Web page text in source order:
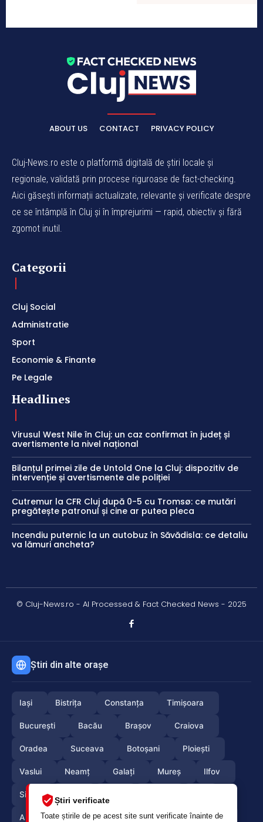
Știri verificate
Toate știrile de pe acest site sunt verificate înainte de
ABOUT US CONTACT PRIVACY POLICY
Cluj-News.ro este o platformă digitală de știri locale și
regionale, validată prin procese riguroase de fact-checking.
Aici găsești informații actualizate, relevante și verificate despre
ce se întâmplă în Cluj și în împrejurimi — rapid, obiectiv și fără
zgomot inutil.
Categorii
Cluj Social
Administratie
Sport
Economie & Finante
Pe Legale
Headlines
Virusul West Nile în Cluj: un caz confirmat în județ și
avertismente la nivel național
Bilanțul primei zile de Untold One la Cluj: dispozitiv de
intervenție și avertismente ale poliției
Cutremur la CFR Cluj după 0-5 cu Tromsø: ce mutări
pregătește patronul și cine ar putea pleca
Incendiu puternic la un autobuz în Săvădisla: ce detaliu
va lămuri ancheta?
© Cluj-News.ro - AI Processed & Fact Checked News - 2025
Știri din alte orașe
Iași Bistrița Constanța Timișoara
București Bacău Brașov Craiova
Oradea Suceava Botoșani Ploiești
Vaslui Neamț Galați Mureș Ilfov
Sibiu
Arges Maramures Vrancea Satumare